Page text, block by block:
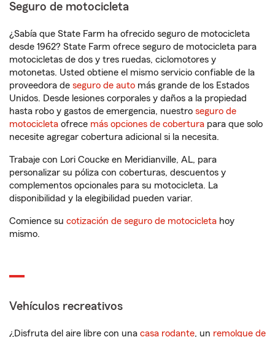
Seguro de motocicleta
¿Sabía que State Farm ha ofrecido seguro de motocicleta
desde 1962? State Farm ofrece seguro de motocicleta para
motocicletas de dos y tres ruedas, ciclomotores y
motonetas. Usted obtiene el mismo servicio confiable de la
proveedora de seguro de auto más grande de los Estados
Unidos. Desde lesiones corporales y daños a la propiedad
hasta robo y gastos de emergencia, nuestro seguro de
motocicleta ofrece más opciones de cobertura para que solo
necesite agregar cobertura adicional si la necesita.
Trabaje con Lori Coucke en Meridianville, AL, para
personalizar su póliza con coberturas, descuentos y
complementos opcionales para su motocicleta. La
disponibilidad y la elegibilidad pueden variar.
Comience su cotización de seguro de motocicleta hoy
mismo.
Vehículos recreativos
¿Disfruta del aire libre con una casa rodante, un remolque de